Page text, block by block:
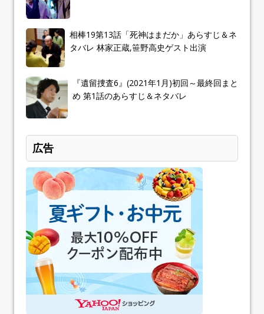
相棒19第13話「死神はまだか」あらすじ＆ネ
タバレ 林家正蔵,笹野高史ゲスト出演
『遺留捜査6』(2021年1月)初回～最終回まと
め 第1話のあらすじ＆ネタバレ
広告